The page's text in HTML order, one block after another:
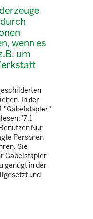
wenn es
um
In der
"Gabelstapler"
Nur
Personen
Sie
Gabelstapler
genügt in der
und